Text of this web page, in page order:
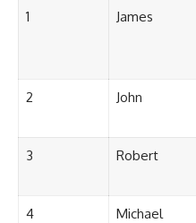
1 James
2 John
3 Robert
4 Michael